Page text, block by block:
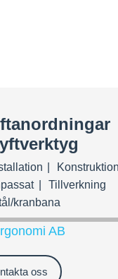
Konstruktion
Tillverkning
kranbana
AB
oss